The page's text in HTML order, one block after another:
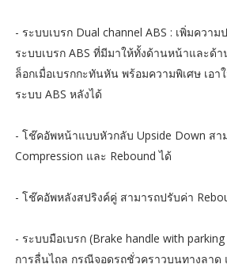
- ระบบเบรก Dual channel ABS : เพิ่มควา
ระบบเบรก ABS ที่มีมาให้ทั้งด้านหน้าและด้
ล็อกเมื่อเบรกกะทันหัน พร้อมความพิเศษ เอ
ระบบ ABS หลังได้
- โช๊คอัพหน้าแบบหัวกลับ Upside Down สา
Compression และ Rebound ได้
- โช๊คอัพหลังสปริงค์คู่ สามารถปรับค่า
- ระบบมือเบรก (Brake handle with
การลื่นไถล กรณีจอดรถชั่วคราวบนทางลา